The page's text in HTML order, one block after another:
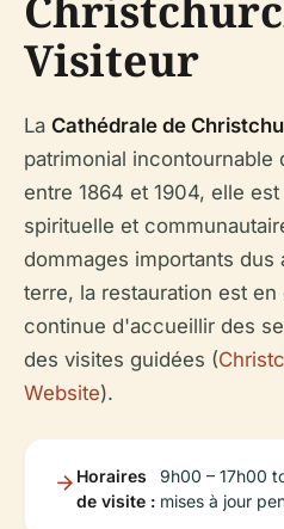
Visiteur
La Cathédrale de
patrimonial incontournable
entre 1864 et 1904, elle
spirituelle et
dommages importants dus
terre, la restauration est
continue d'accueillir des
des visites guidées (
Website).
Horaires
de visite :
9h00 – 17h00
mises à jour